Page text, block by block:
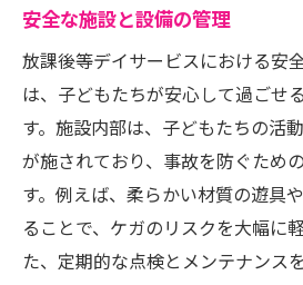
安全な施設と設備の管理
放課後等デイサービスにおける安
は、子どもたちが安心して過ごせ
す。施設内部は、子どもたちの活
が施されており、事故を防ぐため
す。例えば、柔らかい材質の遊具
ることで、ケガのリスクを大幅に
た、定期的な点検とメンテナンス